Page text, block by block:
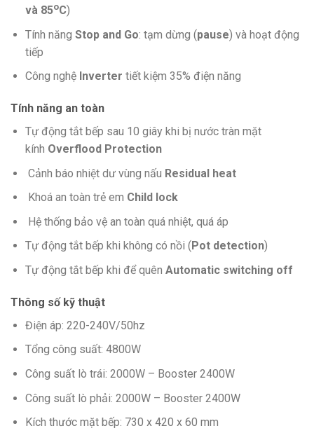
và 85oC)
Tính năng Stop and Go: tạm dừng (pause) và hoạt động
tiếp
Công nghệ Inverter tiết kiệm 35% điện năng
Tính năng an toàn
Tự động tắt bếp sau 10 giây khi bị nước tràn mặt
kính Overflood Protection
Cảnh báo nhiệt dư vùng nấu Residual heat
Khoá an toàn trẻ em Child lock
Hệ thống bảo vệ an toàn quá nhiệt, quá áp
Tự động tắt bếp khi không có nồi ( Pot detection)
Tự động tắt bếp khi để quên Automatic switching off
Thông số kỹ thuật
Điện áp: 220-240V/50hz
Tổng công suất: 4800W
Công suất lò trái: 2000W – Booster 2400W
Công suất lò phải: 2000W – Booster 2400W
Kích thước mặt bếp: 730 x 420 x 60 mm